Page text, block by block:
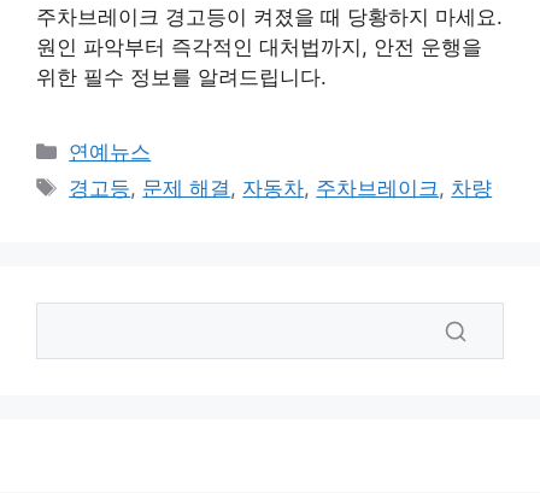
주차브레이크 경고등이 켜졌을 때 당황하지 마세요.
원인 파악부터 즉각적인 대처법까지, 안전 운행을
위한 필수 정보를 알려드립니다.
카
테
연예뉴스
태
경고등, 문제 해결 , 자동차, 주차브레이크, 차량